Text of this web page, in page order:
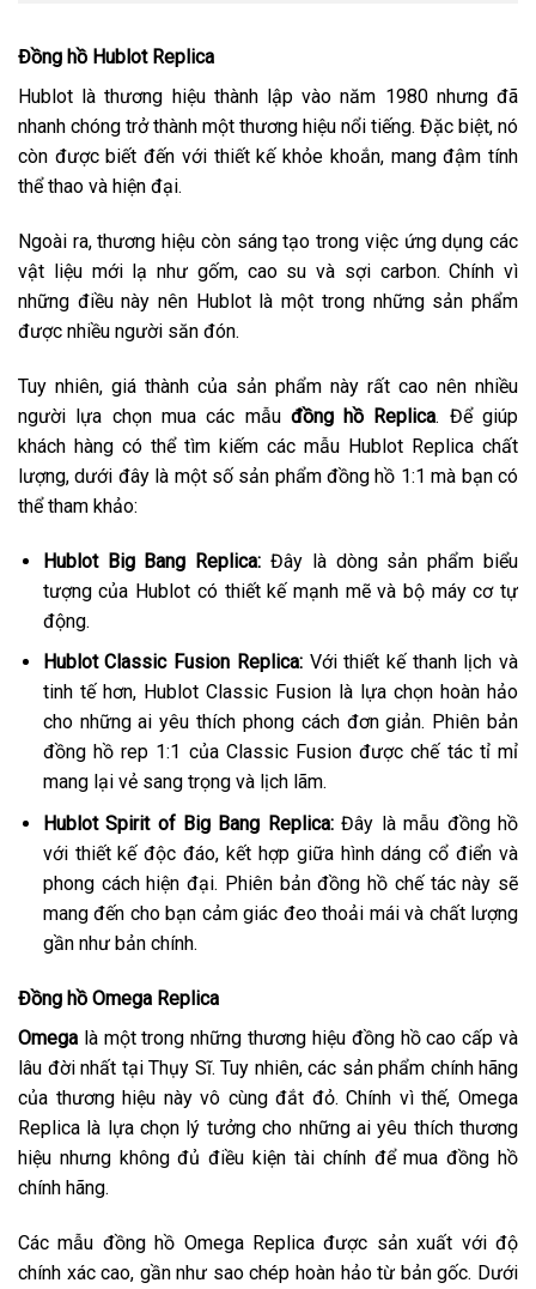
Đồng hồ Hublot Replica
Hublot là thương hiệu thành lập vào năm 1980 nhưng đã
nhanh chóng trở thành một thương hiệu nổi tiếng. Đặc biệt, nó
còn được biết đến với thiết kế khỏe khoắn, mang đậm tính
thể thao và hiện đại.
Ngoài ra, thương hiệu còn sáng tạo trong việc ứng dụng các
vật liệu mới lạ như gốm, cao su và sợi carbon. Chính vì
những điều này nên Hublot là một trong những sản phẩm
được nhiều người săn đón.
Tuy nhiên, giá thành của sản phẩm này rất cao nên nhiều
người lựa chọn mua các mẫu đồng hồ Replica. Để giúp
khách hàng có thể tìm kiếm các mẫu Hublot Replica chất
lượng, dưới đây là một số sản phẩm đồng hồ 1:1 mà bạn có
thể tham khảo:
Hublot Big Bang Replica: Đây là dòng sản phẩm biểu
tượng của Hublot có thiết kế mạnh mẽ và bộ máy cơ tự
động.
Hublot Classic Fusion Replica: Với thiết kế thanh lịch và
tinh tế hơn, Hublot Classic Fusion là lựa chọn hoàn hảo
cho những ai yêu thích phong cách đơn giản. Phiên bản
đồng hồ rep 1:1 của Classic Fusion được chế tác tỉ mỉ
mang lại vẻ sang trọng và lịch lãm.
Hublot Spirit of Big Bang Replica:Đây là mẫu đồng hồ
với thiết kế độc đáo, kết hợp giữa hình dáng cổ điển và
phong cách hiện đại. Phiên bản đồng hồ chế tác này sẽ
mang đến cho bạn cảm giác đeo thoải mái và chất lượng
gần như bản chính.
Đồng hồ Omega Replica
Omega là một trong những thương hiệu đồng hồ cao cấp và
lâu đời nhất tại Thụy Sĩ. Tuy nhiên, các sản phẩm chính hãng
của thương hiệu này vô cùng đắt đỏ. Chính vì thế, Omega
Replica là lựa chọn lý tưởng cho những ai yêu thích thương
hiệu nhưng không đủ điều kiện tài chính để mua đồng hồ
chính hãng.
Các mẫu đồng hồ Omega Replica được sản xuất với độ
chính xác cao, gần như sao chép hoàn hảo từ bản gốc. Dưới